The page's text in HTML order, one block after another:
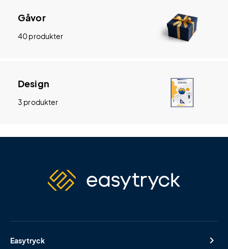
Gåvor
40 produkter
Design
3 produkter
Easytryck